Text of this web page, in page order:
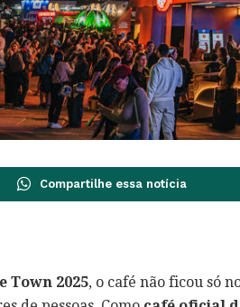
Compartilhe essa notícia
Town 2025, o café não ficou só